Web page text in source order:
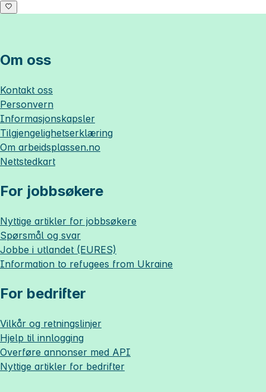
Om oss
Kontakt oss
Personvern
Informasjonskapsler
Tilgjengelighetserklæring
Om arbeidsplassen.no
Nettstedkart
For jobbsøkere
Nyttige artikler for jobbsøkere
Spørsmål og svar
Jobbe i utlandet (EURES)
Information to refugees from Ukraine
For bedrifter
Vilkår og retningslinjer
Hjelp til innlogging
Overføre annonser med API
Nyttige artikler for bedrifter